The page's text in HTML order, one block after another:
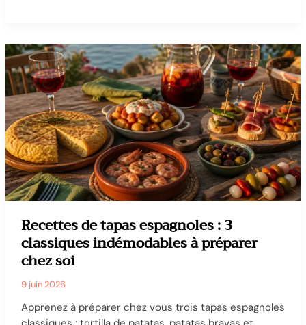
3
recettes
conviviales
et
la
méthode
pour
rester
en
cuisine
stress
Recettes de tapas espagnoles : 3
classiques indémodables à préparer
chez soi
9 juin 2026
Apprenez à préparer chez vous trois tapas espagnoles